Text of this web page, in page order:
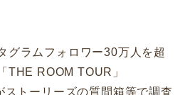
グラムフォロワー30万人を超
THE ROOM TOUR」
ストーリーズの質問箱等で調査